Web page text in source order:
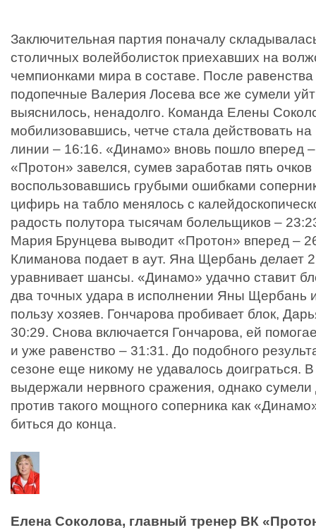
Заключительная партия поначалу
столичных волейболисток приехавших на
чемпионками мира в составе. После равенства
подопечные Валерия Лосева все же сумели
выяснилось, ненадолго. Команда Елены
мобилизовавшись, четче стала действовать на
линии – 16:16. «Динамо» вновь пошло вперед
«Протон» завелся, сумев заработав пять
воспользовавшись грубыми ошибками
цифирь на табло менялось с
радость полутора тысячам болельщиков –
Мария Брунцева выводит «Протон» вперед –
Климанова подает в аут. Яна Щербань делает
уравнивает шансы. «Динамо» удачно ставит
два точных удара в исполнении Яны Щербань
пользу хозяев. Гончарова пробивает блок,
30:29. Снова включается Гончарова, ей
и уже равенство – 31:31. До подобного
сезоне еще никому не удавалось доиграться. В
выдержали нервного сражения, однако сумели
против такого мощного соперника как
биться до конца.
Елена Соколова, главный тренер ВК